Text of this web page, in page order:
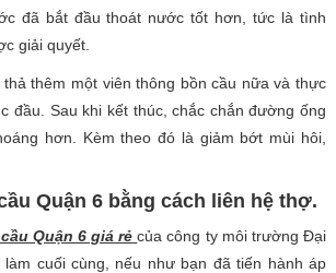
đã bắt đầu thoát nước tốt hơn, tức là tình
giải quyết.
thêm một viên thông bồn cầu nữa và thực
đầu. Sau khi kết thúc, chắc chắn đường ống
hơn. Kèm theo đó là giảm bớt mùi hôi,
Quận 6 bằng cách liên hệ thợ.
Quận 6 giá rẻ của công ty môi trường Đại
cuối cùng, nếu như bạn đã tiến hành áp